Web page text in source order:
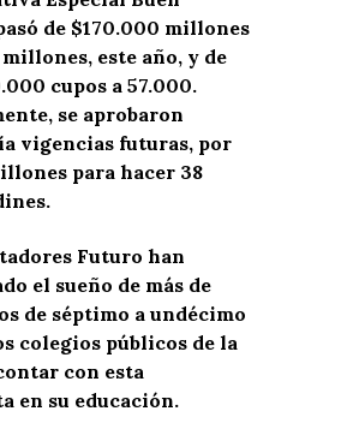
de $170.000 millones
este año, y de
cupos a 57.000.
se aprobaron
vigencias futuras, por
para hacer 38
Futuro han
el sueño de más de
de séptimo a undécimo
colegios públicos de la
con esta
en su educación.